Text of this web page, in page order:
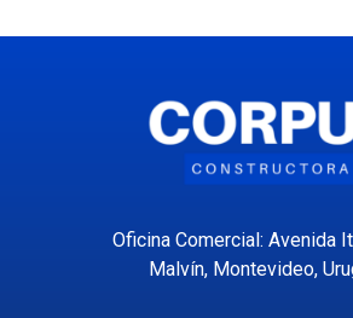
Oficina Comercial: Avenida
Malvín, Montevideo,